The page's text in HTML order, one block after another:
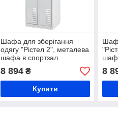
Шафа для зберігання
одягу "Рістел 2", металева
шафа в спортзал
8 894₴
Купити
8